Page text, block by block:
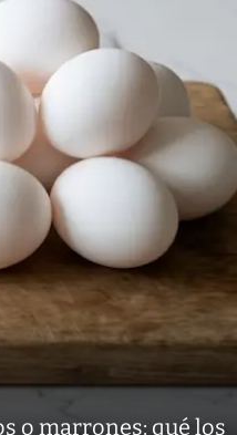
o marrones: qué los